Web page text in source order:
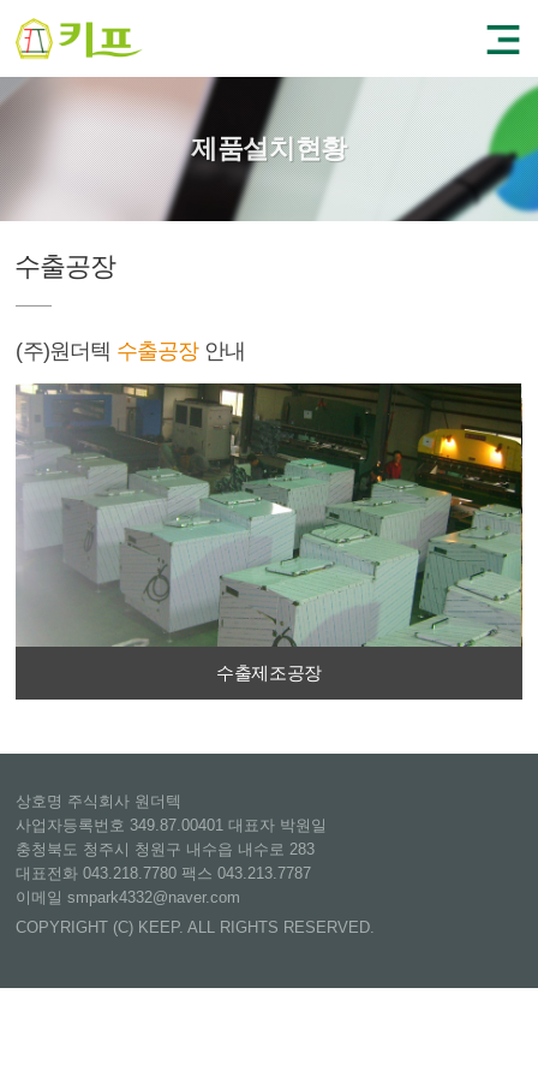
제품설치현황
수출공장
(주)원더텍 수출공장안내
수출제조공장
상호명 주식회사 원더텍
사업자등록번호 349.87.00401 대표자 박원일
충청북도 청주시 청원구 내수읍 내수로 283
대표전화 043.218.7780 팩스 043.213.7787
이메일 smpark4332@naver.com
COPYRIGHT (C) KEEP. ALL RIGHTS RESERVED.